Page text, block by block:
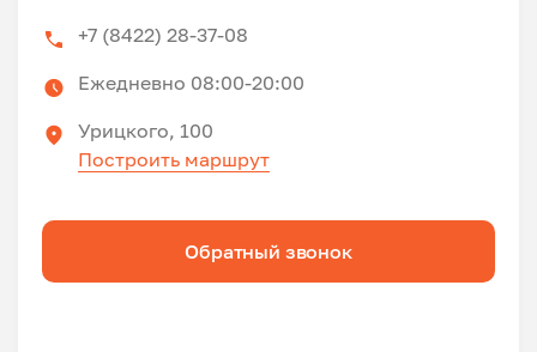
+7 (8422) 28-37-08
Ежедневно 08:00-20:00
Урицкого, 100
Построить маршрут
Обратный звонок